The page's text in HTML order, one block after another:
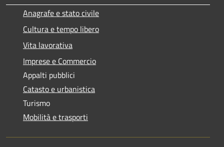
Anagrafe e stato civile
Cultura e tempo libero
Vita lavorativa
Imprese e Commercio
Appalti pubblici
Catasto e urbanistica
Turismo
Mobilità e trasporti